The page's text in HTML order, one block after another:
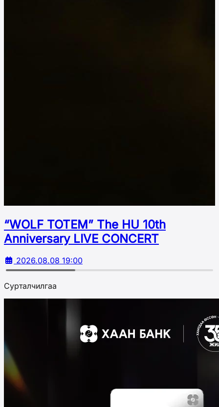
“WOLF TOTEM” The HU 10th
Аnniversary LIVE CONCERT
2026.08.08 19:00
Сурталчилгаа